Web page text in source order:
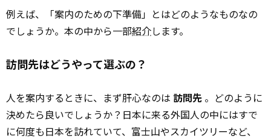
例えば、「案内のための下準備」とはどのようなものなの
でしょうか。本の中から一部紹介します。
訪問先はどうやって選ぶの？
人を案内するときに、まず肝心なのは 訪問先 。どのように
決めたら良いでしょうか？日本に来る外国人の中にはすで
に何度も日本を訪れていて、富士山やスカイツリーなど、